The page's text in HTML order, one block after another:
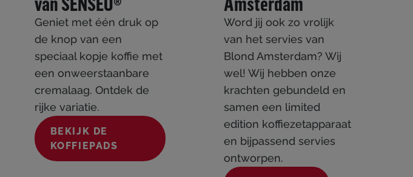
Geniet met één druk op
de knop van een
speciaal kopje koffie met
een onweerstaanbare
cremalaag. Ontdek de
rijke variatie.
BEKIJK DE
KOFFIEPADS
Word jij ook zo vrolijk
van het servies van
Blond Amsterdam? Wij
wel! Wij hebben onze
krachten gebundeld en
samen een limited
edition koffiezetapparaat
en bijpassend servies
ontworpen.